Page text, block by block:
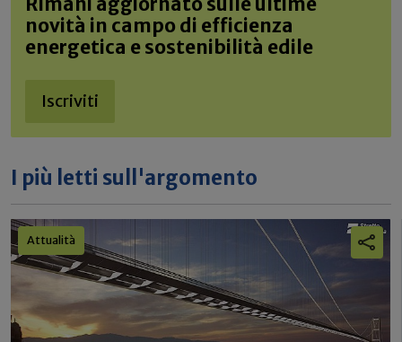
novità in campo di efficienza
energetica e sostenibilità edile
Iscriviti
I più letti sull'argomento
Attualità